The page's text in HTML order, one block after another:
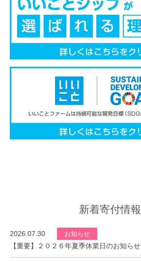
新着寄付情報
2026.07.30 お知らせ
【重要】２０２６年夏季休業日のお知らせ